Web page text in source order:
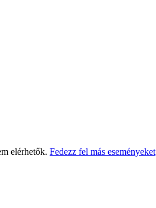
elérhetők. Fedezz fel más eseményeket